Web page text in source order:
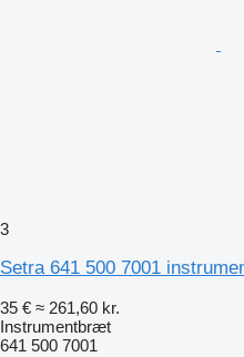
3
Setra 641 500 7001
35 € ≈ 261,60 kr.
Instrumentbræt
641 500 7001